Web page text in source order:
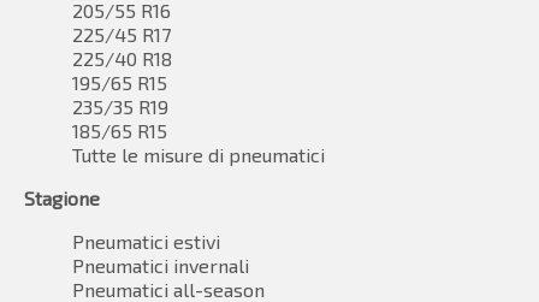
205/55 R16
225/45 R17
225/40 R18
195/65 R15
235/35 R19
185/65 R15
Tutte le misure di pneumatici
Stagione
Pneumatici estivi
Pneumatici invernali
Pneumatici all-season